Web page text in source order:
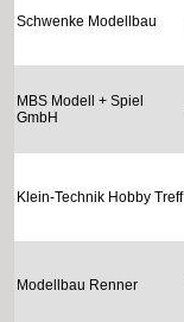
Schwenke Modellbau
MBS Modell + Spiel
GmbH
Klein-Technik Hobby Treff
Modellbau Renner